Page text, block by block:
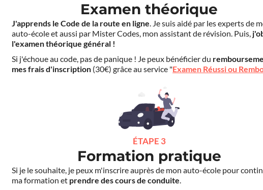
Examen théorique
J'apprends le Code de la route en ligne. Je suis aidé par les experts de
auto-école et aussi par Mister Codes, mon assistant de révision. Puis,
l'examen théorique général !
Si j'échoue au code, pas de panique ! Je peux bénéficier du
mes frais d'inscription (30€) grâce au service "Examen Réussi ou
ÉTAPE 3
Formation pratique
Si je le souhaite, je peux m'inscrire auprès de mon auto-école pour
ma formation et prendre des cours de conduite.